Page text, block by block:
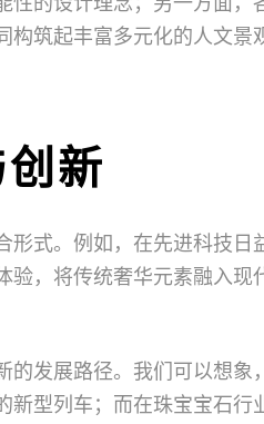
筑起丰富多元化的人文景
新
式。例如，在先进科技日
，将传统奢华元素融入现
发展路径。我们可以想象
型列车；而在珠宝宝石行